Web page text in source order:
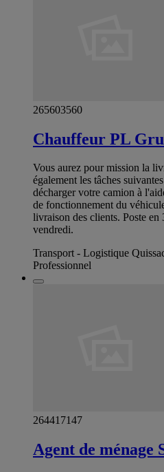
265603560
Chauffeur PL
Vous aurez pour mission la
également les tâches
décharger votre camion à
de fonctionnement du
livraison des clients. Poste
vendredi.
Transport - Logistique
Professionnel
264417147
Agent de ménage